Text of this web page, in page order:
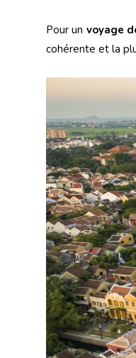
Pour un voyage
cohérente et la